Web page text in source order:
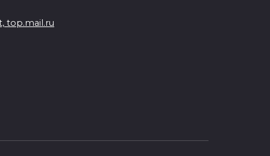
top.mail.ru